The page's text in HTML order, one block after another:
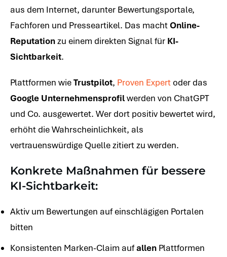
aus dem Internet, darunter Bewertungsportale,
Fachforen und Presseartikel. Das macht Online-
Reputationzu einem direkten Signal für KI-
Sichtbarkeit.
Plattformen wieTrustpilot, Proven Expert oder das
Google Unternehmensprofilwerden von ChatGPT
und Co. ausgewertet. Wer dort positiv bewertet wird,
erhöht die Wahrscheinlichkeit, als
vertrauenswürdige Quelle zitiert zu werden.
Konkrete Maßnahmen für bessere
KI-Sichtbarkeit:
Aktiv um Bewertungen auf einschlägigen Portalen
bitten
Konsistenten Marken-Claim aufallen Plattformen